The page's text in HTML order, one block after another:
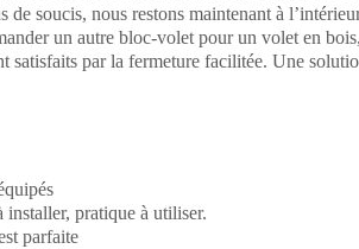
de soucis, nous restons maintenant à
un autre bloc-volet pour un volet en
satisfaits par la fermeture facilitée. Une
installer, pratique à utiliser.
parfaite